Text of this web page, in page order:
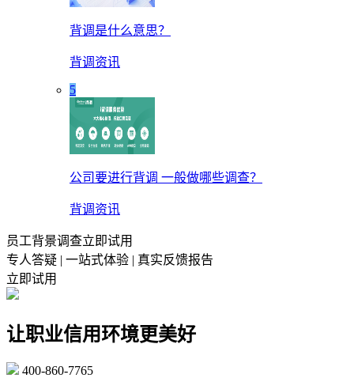
背调是什么意思？
背调资讯
5
公司要进行背调 一般做哪些调查？
背调资讯
员工背景调查立即试用
专人答疑 | 一站式体验 | 真实反馈报告
立即试用
让职业信用环境更美好
400-860-7765